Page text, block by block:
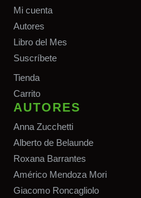
Mi cuenta
Autores
Libro del Mes
Suscríbete
Tienda
Carrito
AUTORES
Anna Zucchetti
Alberto de Belaunde
Roxana Barrantes
Américo Mendoza Mori
Giacomo Roncagliolo